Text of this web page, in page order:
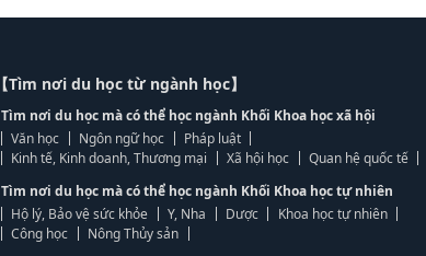
【Tìm nơi du học từ ngành học】
Tìm nơi du học mà có thể học ngành Khối Khoa học xã hội
Văn học
Ngôn ngữ học
Pháp luật
Kinh tế, Kinh doanh, Thương mại
Xã hội học
Quan hệ quốc tế
Tìm nơi du học mà có thể học ngành Khối Khoa học tự nhiên
Hộ lý, Bảo vệ sức khỏe
Y, Nha Dược
Khoa học tự nhiên
Công học
Nông Thủy sản